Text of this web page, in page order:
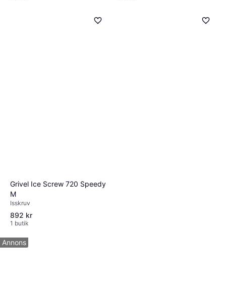
Grivel Ice Screw 720 Speedy
M
Isskruv
892 kr
1 butik
Annons